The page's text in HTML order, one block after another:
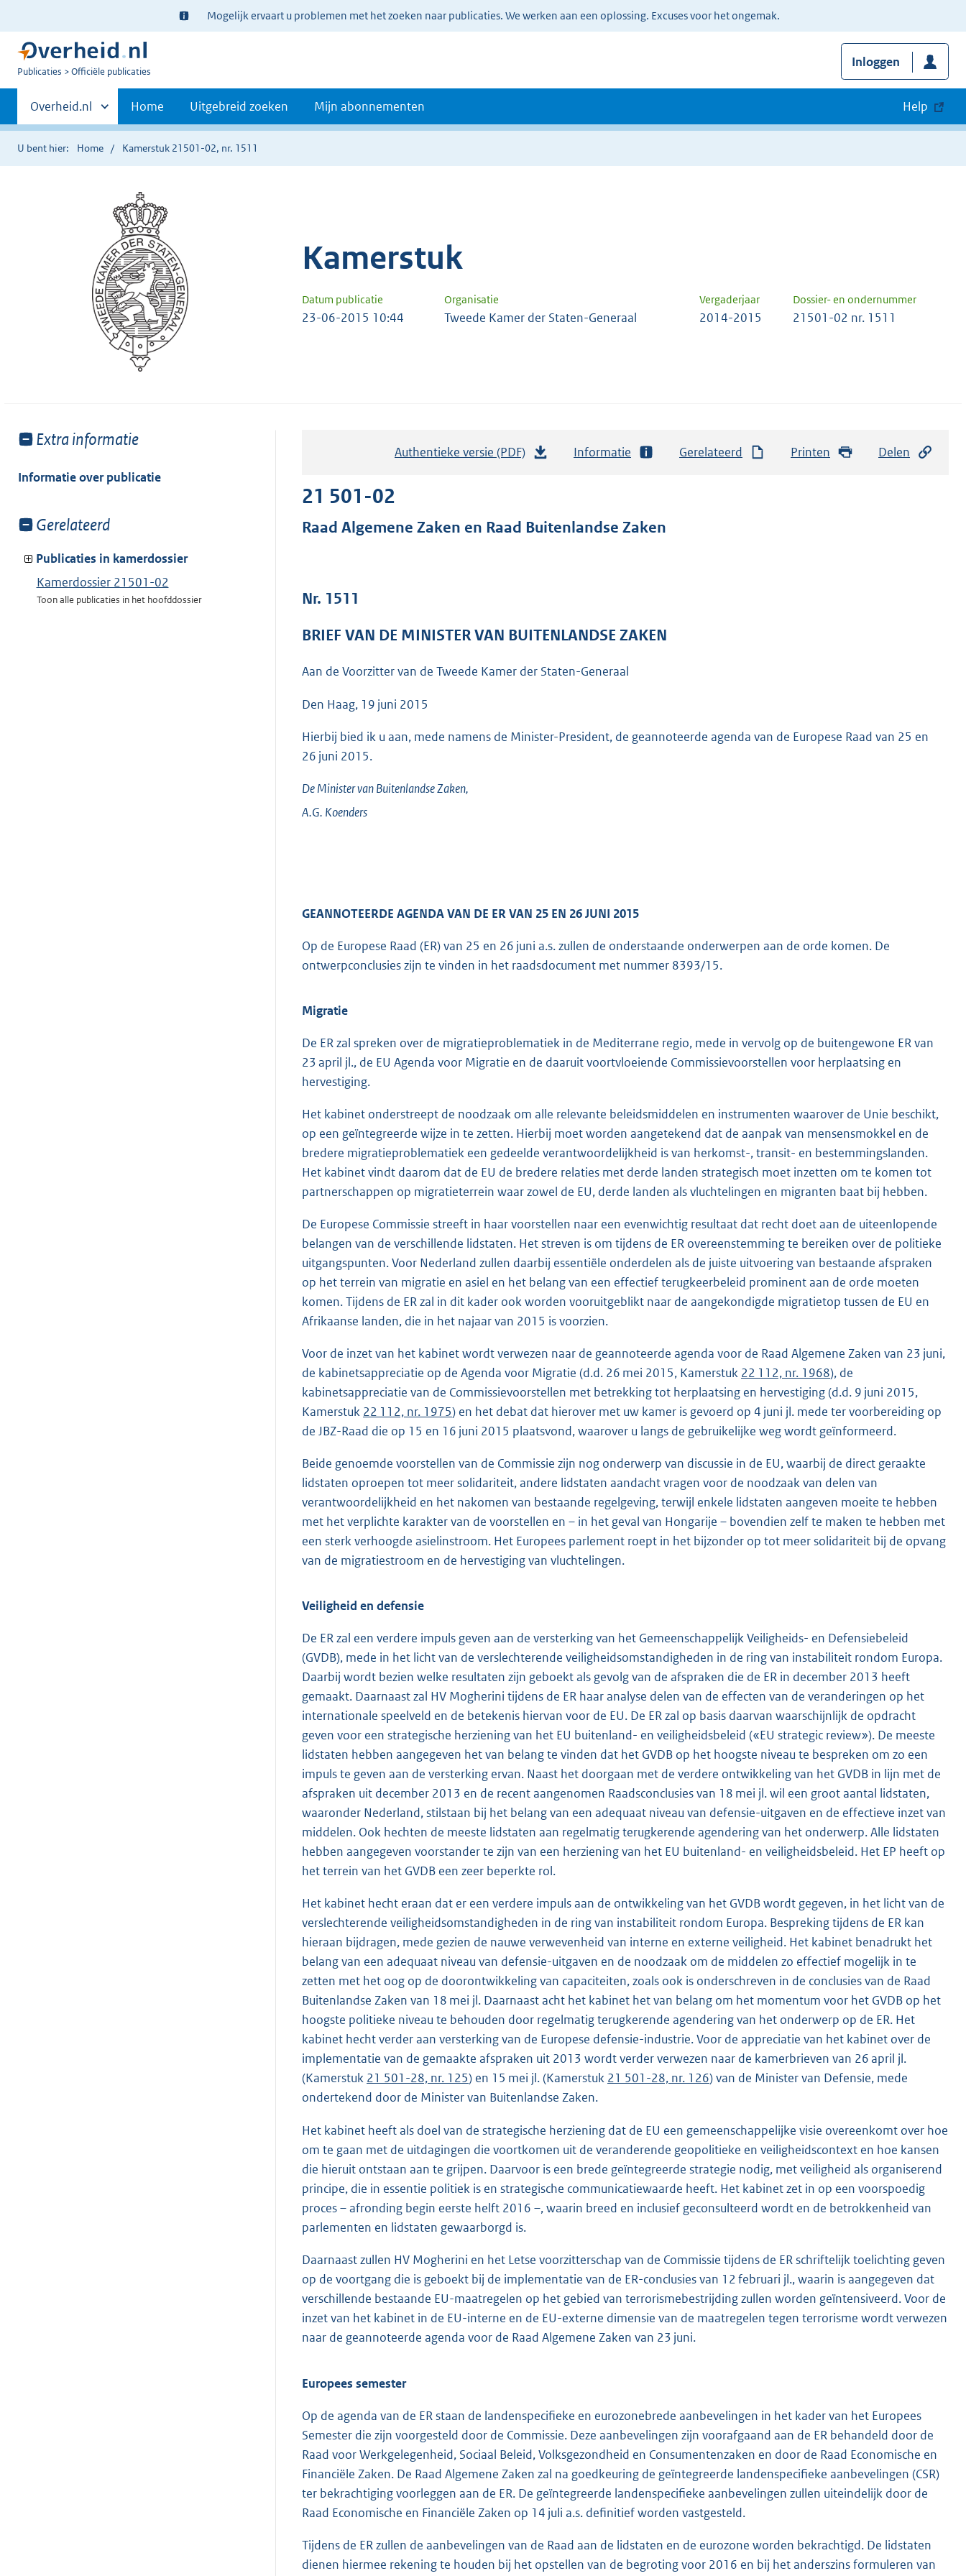
Ter
informatie:
Mogelijk ervaart u problemen met het zoeken naar publicaties. We werken aan een oplossing. Excuses voor het ongemak.
U
Publicaties Officiële publicaties
Inloggen
Primaire
navigatie
Andere
sites
binnen
Overheid.nl Home Uitgebreid zoeken Mijn abonnementen Help
U bent hier: Home Kamerstuk 21501-02, nr. 1511
Kamerstuk
Datum publicatie Organisatie Vergaderjaar Dossier- en ondernummer
23-06-2015 10:44 Tweede Kamer der Staten-Generaal 2014-2015 21501-02 nr. 1511
Toon
van:
Extra informatie
Informatie over publicatie
Toon
van:
Gerelateerd
Publicaties in kamerdossier
Kamerdossier 21501-02
Toon alle publicaties in het hoofddossier
Authentieke versie (PDF)
a
r
o
:
Informatie Gerelateerd Printen Delen
21 501-02
Raad Algemene Zaken en Raad Buitenlandse Zaken
Nr. 1511
BRIEF VAN DE MINISTER VAN BUITENLANDSE ZAKEN
Aan de Voorzitter van de Tweede Kamer der Staten-Generaal
Den Haag, 19 juni 2015
Hierbij bied ik u aan, mede namens de Minister-President, de geannoteerde agenda van de Europese Raad van 25 en
26 juni 2015.
De Minister van Buitenlandse Zaken,
A.G. Koenders
GEANNOTEERDE AGENDA VAN DE ER VAN 25 EN 26 JUNI 2015
Op de Europese Raad (ER) van 25 en 26 juni a.s. zullen de onderstaande onderwerpen aan de orde komen. De
ontwerpconclusies zijn te vinden in het raadsdocument met nummer 8393/15.
Migratie
De ER zal spreken over de migratieproblematiek in de Mediterrane regio, mede in vervolg op de buitengewone ER van
23 april jl., de EU Agenda voor Migratie en de daaruit voortvloeiende Commissievoorstellen voor herplaatsing en
hervestiging.
Het kabinet onderstreept de noodzaak om alle relevante beleidsmiddelen en instrumenten waarover de Unie beschikt,
op een geïntegreerde wijze in te zetten. Hierbij moet worden aangetekend dat de aanpak van mensensmokkel en de
bredere migratieproblematiek een gedeelde verantwoordelijkheid is van herkomst-, transit- en bestemmingslanden.
Het kabinet vindt daarom dat de EU de bredere relaties met derde landen strategisch moet inzetten om te komen tot
partnerschappen op migratieterrein waar zowel de EU, derde landen als vluchtelingen en migranten baat bij hebben.
De Europese Commissie streeft in haar voorstellen naar een evenwichtig resultaat dat recht doet aan de uiteenlopende
belangen van de verschillende lidstaten. Het streven is om tijdens de ER overeenstemming te bereiken over de politieke
uitgangspunten. Voor Nederland zullen daarbij essentiële onderdelen als de juiste uitvoering van bestaande afspraken
op het terrein van migratie en asiel en het belang van een effectief terugkeerbeleid prominent aan de orde moeten
komen. Tijdens de ER zal in dit kader ook worden vooruitgeblikt naar de aangekondigde migratietop tussen de EU en
Afrikaanse landen, die in het najaar van 2015 is voorzien.
Voor de inzet van het kabinet wordt verwezen naar de geannoteerde agenda voor de Raad Algemene Zaken van 23 juni,
de kabinetsappreciatie op de Agenda voor Migratie (d.d. 26 mei 2015, Kamerstuk 22 112, nr. 1968), de
kabinetsappreciatie van de Commissievoorstellen met betrekking tot herplaatsing en hervestiging (d.d. 9 juni 2015,
Kamerstuk 22 112, nr. 1975) en het debat dat hierover met uw kamer is gevoerd op 4 juni jl. mede ter voorbereiding op
de JBZ-Raad die op 15 en 16 juni 2015 plaatsvond, waarover u langs de gebruikelijke weg wordt geïnformeerd.
Beide genoemde voorstellen van de Commissie zijn nog onderwerp van discussie in de EU, waarbij de direct geraakte
lidstaten oproepen tot meer solidariteit, andere lidstaten aandacht vragen voor de noodzaak van delen van
verantwoordelijkheid en het nakomen van bestaande regelgeving, terwijl enkele lidstaten aangeven moeite te hebben
met het verplichte karakter van de voorstellen en – in het geval van Hongarije – bovendien zelf te maken te hebben met
een sterk verhoogde asielinstroom. Het Europees parlement roept in het bijzonder op tot meer solidariteit bij de opvang
van de migratiestroom en de hervestiging van vluchtelingen.
Veiligheid en defensie
De ER zal een verdere impuls geven aan de versterking van het Gemeenschappelijk Veiligheids- en Defensiebeleid
(GVDB), mede in het licht van de verslechterende veiligheidsomstandigheden in de ring van instabiliteit rondom Europa.
Daarbij wordt bezien welke resultaten zijn geboekt als gevolg van de afspraken die de ER in december 2013 heeft
gemaakt. Daarnaast zal HV Mogherini tijdens de ER haar analyse delen van de effecten van de veranderingen op het
internationale speelveld en de betekenis hiervan voor de EU. De ER zal op basis daarvan waarschijnlijk de opdracht
geven voor een strategische herziening van het EU buitenland- en veiligheidsbeleid («EU strategic review»). De meeste
lidstaten hebben aangegeven het van belang te vinden dat het GVDB op het hoogste niveau te bespreken om zo een
impuls te geven aan de versterking ervan. Naast het doorgaan met de verdere ontwikkeling van het GVDB in lijn met de
afspraken uit december 2013 en de recent aangenomen Raadsconclusies van 18 mei jl. wil een groot aantal lidstaten,
waaronder Nederland, stilstaan bij het belang van een adequaat niveau van defensie-uitgaven en de effectieve inzet van
middelen. Ook hechten de meeste lidstaten aan regelmatig terugkerende agendering van het onderwerp. Alle lidstaten
hebben aangegeven voorstander te zijn van een herziening van het EU buitenland- en veiligheidsbeleid. Het EP heeft op
het terrein van het GVDB een zeer beperkte rol.
Het kabinet hecht eraan dat er een verdere impuls aan de ontwikkeling van het GVDB wordt gegeven, in het licht van de
verslechterende veiligheidsomstandigheden in de ring van instabiliteit rondom Europa. Bespreking tijdens de ER kan
hieraan bijdragen, mede gezien de nauwe verwevenheid van interne en externe veiligheid. Het kabinet benadrukt het
belang van een adequaat niveau van defensie-uitgaven en de noodzaak om de middelen zo effectief mogelijk in te
zetten met het oog op de doorontwikkeling van capaciteiten, zoals ook is onderschreven in de conclusies van de Raad
Buitenlandse Zaken van 18 mei jl. Daarnaast acht het kabinet het van belang om het momentum voor het GVDB op het
hoogste politieke niveau te behouden door regelmatig terugkerende agendering van het onderwerp op de ER. Het
kabinet hecht verder aan versterking van de Europese defensie-industrie. Voor de appreciatie van het kabinet over de
implementatie van de gemaakte afspraken uit 2013 wordt verder verwezen naar de kamerbrieven van 26 april jl.
(Kamerstuk 21 501-28, nr. 125) en 15 mei jl. (Kamerstuk 21 501-28, nr. 126) van de Minister van Defensie, mede
ondertekend door de Minister van Buitenlandse Zaken.
Het kabinet heeft als doel van de strategische herziening dat de EU een gemeenschappelijke visie overeenkomt over hoe
om te gaan met de uitdagingen die voortkomen uit de veranderende geopolitieke en veiligheidscontext en hoe kansen
die hieruit ontstaan aan te grijpen. Daarvoor is een brede geïntegreerde strategie nodig, met veiligheid als organiserend
principe, die in essentie politiek is en strategische communicatiewaarde heeft. Het kabinet zet in op een voorspoedig
proces – afronding begin eerste helft 2016 –, waarin breed en inclusief geconsulteerd wordt en de betrokkenheid van
parlementen en lidstaten gewaarborgd is.
Daarnaast zullen HV Mogherini en het Letse voorzitterschap van de Commissie tijdens de ER schriftelijk toelichting geven
op de voortgang die is geboekt bij de implementatie van de ER-conclusies van 12 februari jl., waarin is aangegeven dat
verschillende bestaande EU-maatregelen op het gebied van terrorismebestrijding zullen worden geïntensiveerd. Voor de
inzet van het kabinet in de EU-interne en de EU-externe dimensie van de maatregelen tegen terrorisme wordt verwezen
naar de geannoteerde agenda voor de Raad Algemene Zaken van 23 juni.
Europees semester
Op de agenda van de ER staan de landenspecifieke en eurozonebrede aanbevelingen in het kader van het Europees
Semester die zijn voorgesteld door de Commissie. Deze aanbevelingen zijn voorafgaand aan de ER behandeld door de
Raad voor Werkgelegenheid, Sociaal Beleid, Volksgezondheid en Consumentenzaken en door de Raad Economische en
Financiële Zaken. De Raad Algemene Zaken zal na goedkeuring de geïntegreerde landenspecifieke aanbevelingen (CSR)
ter bekrachtiging voorleggen aan de ER. De geïntegreerde landenspecifieke aanbevelingen zullen uiteindelijk door de
Raad Economische en Financiële Zaken op 14 juli a.s. definitief worden vastgesteld.
Tijdens de ER zullen de aanbevelingen van de Raad aan de lidstaten en de eurozone worden bekrachtigd. De lidstaten
dienen hiermee rekening te houden bij het opstellen van de begroting voor 2016 en bij het anderszins formuleren van